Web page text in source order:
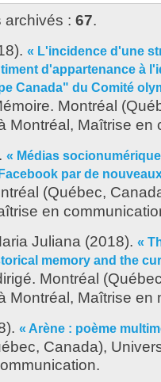
archivés : 67.
« L'incidence d'une
d'appartenance à
Canada" du Comité
Montréal
Montréal, Maîtrise en
« Médias
par de
(Québec,
en
Juliana (2018). «
memory and the
Montréal
Montréal, Maîtrise en
« Arène : poème
Canada),